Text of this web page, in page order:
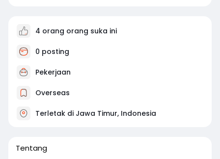
4 orang orang suka ini
0 posting
Pekerjaan
Overseas
Terletak di Jawa Timur, Indonesia
Tentang